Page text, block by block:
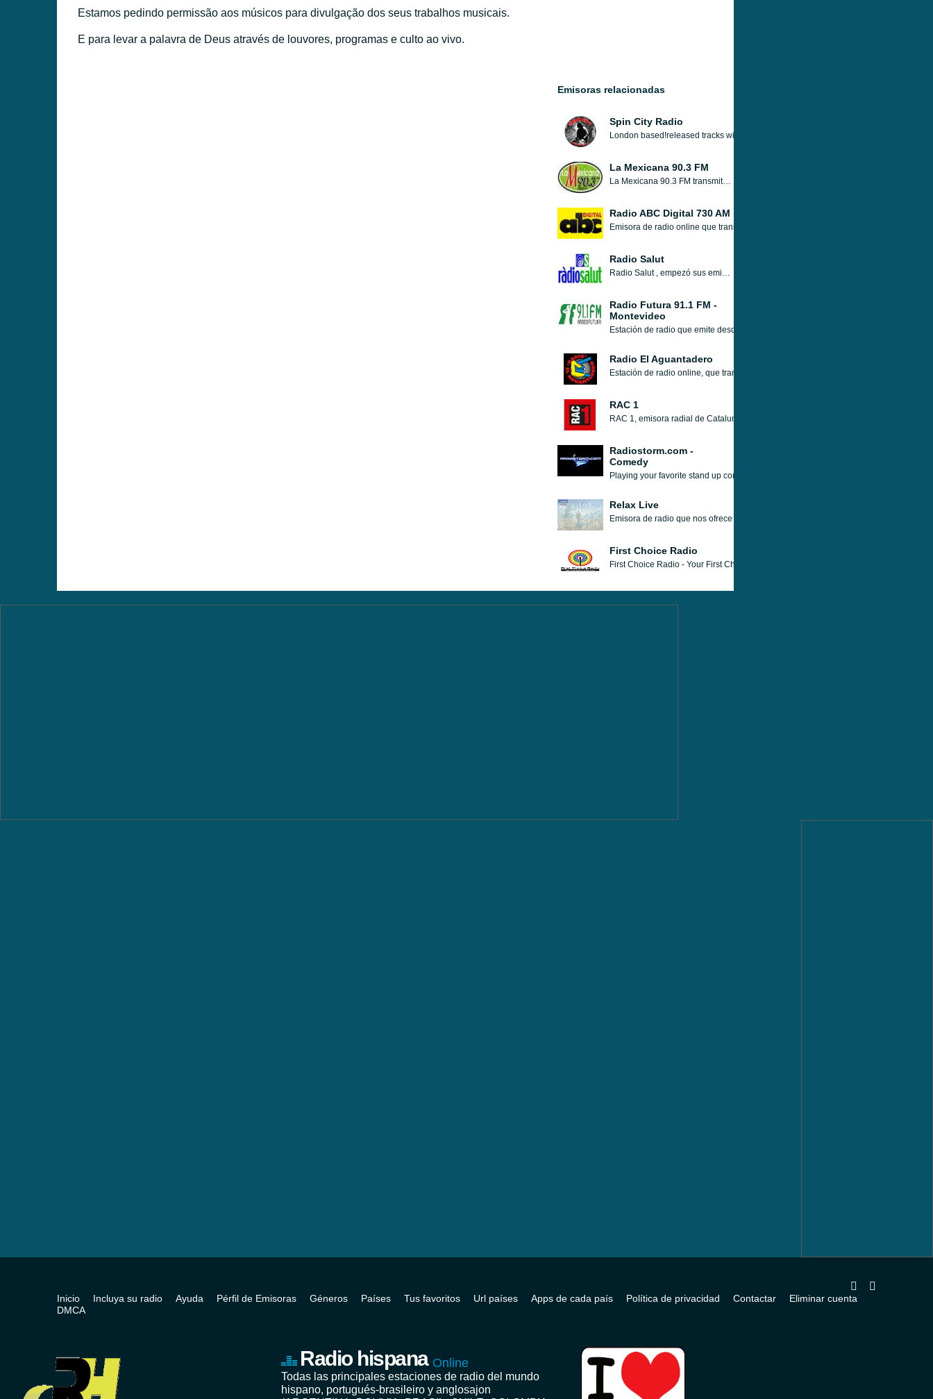
Estamos pedindo permissão aos músicos para divulgação dos seus trabalhos musicais.
E para levar a palavra de Deus através de louvores, programas e culto ao vivo.
Emisoras relacionadas
Spin City Radio
London based!released tracks with Todd Terry, Rowetta /Happy Mondays, Robert
La Mexicana 90.3 FM
La Mexicana 90.3 FM transmite 24/7, reproduce música mexicana sin parar en vivo por internet. La Mexicana 90.3 FM es para conectar a los jóvenes con el mundo de la música, decoran su playlist con canciones que les encantarán a los jóvenes.
Radio ABC Digital 730 AM
Emisora de radio online que transmite desde Asunción, Paraguay, con una
Radio Salut
Radio Salut , empezó sus emisiones radiofónicas en octubre de 1983 en Barcelona, su formato original de música y consejos de salud fué pionero a nivel mundial y abrió el camino de la especialización temática no musical en España, ahora puedes encontrar va
Radio Futura 91.1 FM -
Montevideo
Estación de radio que emite desde Montevideo, Uruguay, con una programación
Radio El Aguantadero
Estación de radio online, que transmite desde Montevideo, Uruguay, con una
RAC 1
RAC 1, emisora radial de Catalunya, ofrece entretenimiento, información de
Radiostorm.com -
Comedy
Playing your favorite stand up comedy sketches.
Relax Live
Emisora de radio que nos ofrece 24/7 de música ideal para relajar y calmar, cuerpo,
First Choice Radio
First Choice Radio - Your First Choice for great Music! The Fastest growing Station
Inicio Incluya su radio Ayuda Pérfil de Emisoras Géneros Países Tus favoritos Url países Apps de cada país Política de privacidad Contactar
Eliminar cuenta
DMCA
Radio hispana Online
Todas las principales estaciones de radio del mundo
hispano, portugués-brasileiro y anglosajon